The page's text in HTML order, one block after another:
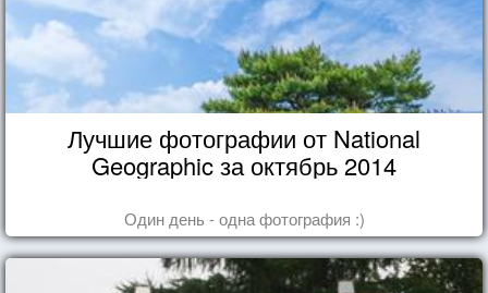
Лучшие фотографии от National
Geographic за октябрь 2014
Один день - одна фотография :)